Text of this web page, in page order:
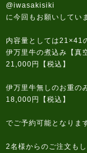
@iwasakisiki
に今回もお願いしてい
内容量としては21×41
伊万里牛の煮込み【真
21,000円【税込】
伊万里牛無しのお重の
18,000円【税込】
でご予約可能となりま
2名様からのご注文も